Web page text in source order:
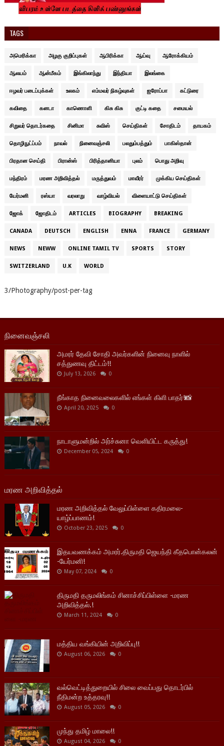
TAGS
அமெரிக்கா அழகு குறிப்புகள் ஆபிரிக்கா ஆய்வு ஆரோக்கியம்
ஆலயம் ஆன்மீகம் இங்கிலாந்து இந்தியா இலங்கை
ஈழவர் படைப்புக்கள் உலகம் எம்மவர் நிகழ்வுகள் ஐரோப்பா கட்டுரை
கவிதை கனடா காணொளி கிசு கிசு குட்டி கதை சமையல்
சிறுவர் தொடர்கதை சினிமா சுவிஸ் செய்திகள் சோதிடம் தாயகம்
தொழிநுட்ப்பம் நாவல் நினைவஞ்சலி பலதும்பத்தும் பாகிஸ்தான்
பிரதான செய்தி பிரான்ஸ் பிரித்தானியா புலம் பொது அறிவு
மந்திரம் மரண அறிவித்தல் மருத்துவம் மாவீரர் முக்கிய செய்திகள்
யேர்மனி ரஸ்யா வரலாறு வாழ்வியல் விளையாட்டு செய்திகள்
ஜோக் ஜோதிடம் ARTICLES BIOGRAPHY BREAKING
CANADA DEUTSCH ENGLISH ENNA FRANCE GERMANY
NEWS NEWW ONLINE TAMIL TV SPORTS STORY
SWITZERLAND U.K WORLD
3/Photography/post-per-tag
நினைவஞ்சலி
அமரர் தேவி சோதி அவர்களின் நினைவு நாளில்
சத்துணவு திட்டம்!!
July 13, 2026 0
நீங்காத நினைவலைகளில் எங்கள் கிளி பாதர்!📸
April 20, 2025 0
நாடாளுமன்றில் அர்ச்சுனா வெளியிட்ட கருத்து!
December 05, 2024 0
மரண அறிவித்தல்
மரண அறிவித்தல் வேலுப்பிள்ளை கதிரமலை-
யாழ்ப்பாணம்!
October 23, 2025 0
இதயவணக்கம் அமரர்.திருமதி ஜெயந்தி கீதபொன்கலன்
-யேர்மனி!
May 07, 2024 0
திருமதி தருமலிங்கம் சினாச்சிப்பிள்ளை -மரண
அறிவித்தல்.!
March 11, 2024 0
மத்திய வங்கியின் அறிவிப்பு!!
August 06, 2026 0
வல்வெட்டித்துறையில் சிலை வைப்பது தொடர்பில்
நீதிமன்ற உத்தரவு!!
August 05, 2026 0
முந்து தமிழ் மாலை!!
August 04, 2026 0